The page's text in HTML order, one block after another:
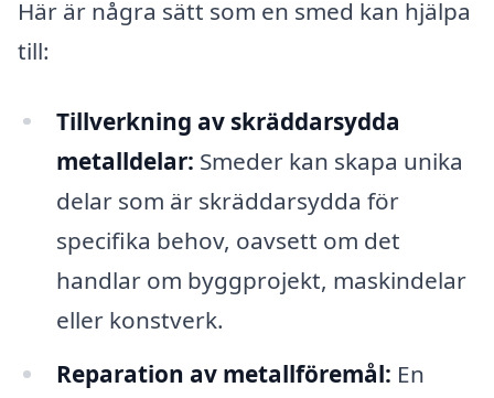
Här är några sätt som en smed kan hjälpa
till:
Tillverkning av skräddarsydda
metalldelar: Smeder kan skapa unika
delar som är skräddarsydda för
specifika behov, oavsett om det
handlar om byggprojekt, maskindelar
eller konstverk.
Reparation av metallföremål: En